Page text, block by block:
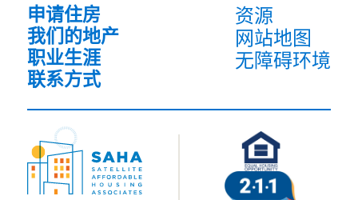
申请住房
我们的地产
职业生涯
联系方式
资源
网站地图
无障碍环境